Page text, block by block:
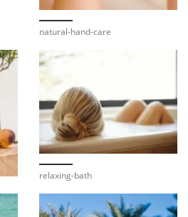
natural-hand-care
relaxing-bath